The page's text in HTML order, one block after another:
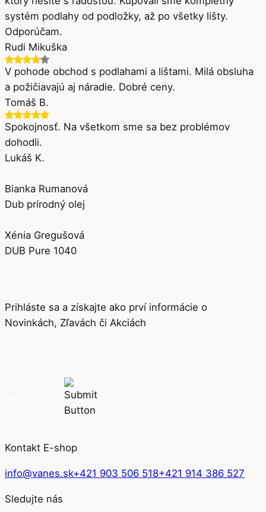
systém podlahy od podložky, až po všetky lišty.
Odporúčam.
Rudi Mikuška
V pohode obchod s podlahami a lištami. Milá obsluha
a požičiavajú aj náradie. Dobré ceny.
Tomáš B.
Spokojnosť. Na všetkom sme sa bez problémov
dohodli.
Lukáš K.
Bianka Rumanová
Dub prírodný olej
Xénia Gregušová
DUB Pure 1040
Prihláste sa a získajte ako prví informácie o
Novinkách, Zľavách či Akciách
Kontakt E-shop
info@vanes.sk+421 903 506 518+421 914 386 527
Sledujte nás